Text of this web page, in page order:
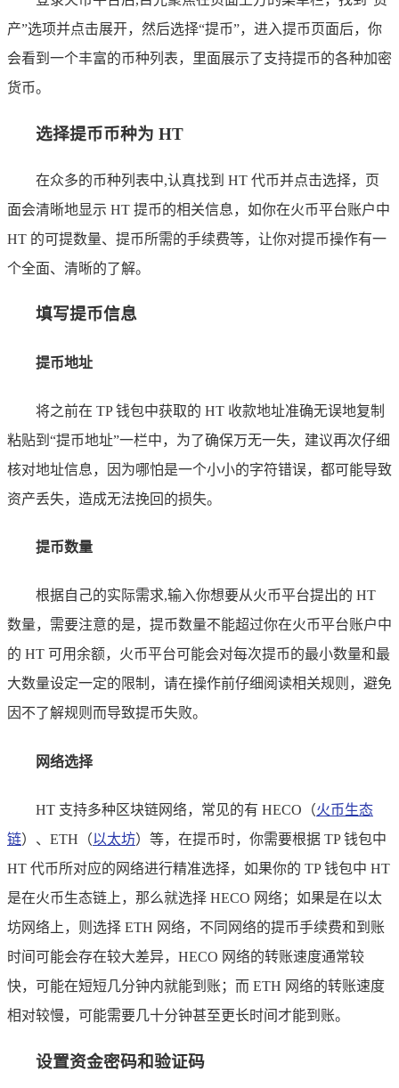
产”选项并点击展开，然后选择“提币”，进入提币页面后，你
会看到一个丰富的币种列表，里面展示了支持提币的各种加密
货币。
选择提币币种为 HT
在众多的币种列表中,认真找到 HT 代币并点击选择，页
面会清晰地显示 HT 提币的相关信息，如你在火币平台账户中
HT 的可提数量、提币所需的手续费等，让你对提币操作有一
个全面、清晰的了解。
填写提币信息
提币地址
将之前在 TP 钱包中获取的 HT 收款地址准确无误地复制
粘贴到“提币地址”一栏中，为了确保万无一失，建议再次仔细
核对地址信息，因为哪怕是一个小小的字符错误，都可能导致
资产丢失，造成无法挽回的损失。
提币数量
根据自己的实际需求,输入你想要从火币平台提出的 HT
数量，需要注意的是，提币数量不能超过你在火币平台账户中
的 HT 可用余额，火币平台可能会对每次提币的最小数量和最
大数量设定一定的限制，请在操作前仔细阅读相关规则，避免
因不了解规则而导致提币失败。
网络选择
HT 支持多种区块链网络，常见的有 HECO（火币生态
链）、ETH（以太坊）等，在提币时，你需要根据 TP 钱包中
HT 代币所对应的网络进行精准选择，如果你的 TP 钱包中 HT
是在火币生态链上，那么就选择 HECO 网络；如果是在以太
坊网络上，则选择 ETH 网络，不同网络的提币手续费和到账
时间可能会存在较大差异，HECO 网络的转账速度通常较
快，可能在短短几分钟内就能到账；而 ETH 网络的转账速度
相对较慢，可能需要几十分钟甚至更长时间才能到账。
设置资金密码和验证码